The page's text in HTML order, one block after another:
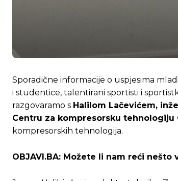
Sporadične informacije o uspjesima
i studentice, talentirani sportisti i
razgovaramo s Halilom Lačevićem,
Centru za kompresorsku tehnologiju
kompresorskih tehnologija.
OBJAVI.BA: Možete li nam reći nešto